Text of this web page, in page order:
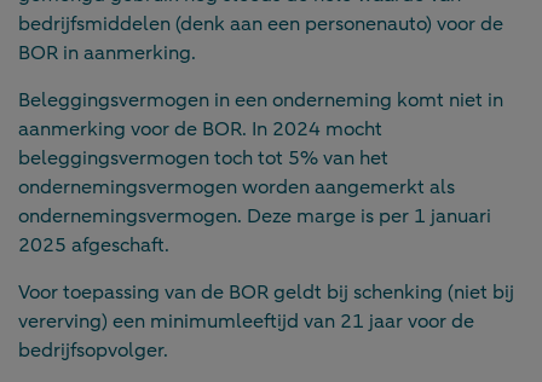
bedrijfsmiddelen (denk aan een personenauto) voor de
BOR in aanmerking.
Beleggingsvermogen in een onderneming komt niet in
aanmerking voor de BOR. In 2024 mocht
beleggingsvermogen toch tot 5% van het
ondernemingsvermogen worden aangemerkt als
ondernemingsvermogen. Deze marge is per 1 januari
2025 afgeschaft.
Voor toepassing van de BOR geldt bij schenking (niet bij
vererving) een minimumleeftijd van 21 jaar voor de
bedrijfsopvolger.